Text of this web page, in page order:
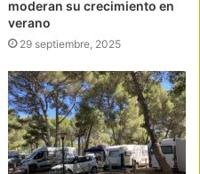
moderan su crecimiento en
verano
29 septiembre, 2025